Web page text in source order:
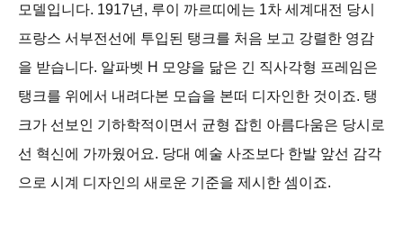
모델입니다. 1917년, 루이 까르띠에는 1차 세계대전 당시
프랑스 서부전선에 투입된 탱크를 처음 보고 강렬한 영감
을 받습니다. 알파벳 H 모양을 닮은 긴 직사각형 프레임은
탱크를 위에서 내려다본 모습을 본떠 디자인한 것이죠. 탱
크가 선보인 기하학적이면서 균형 잡힌 아름다움은 당시로
선 혁신에 가까웠어요. 당대 예술 사조보다 한발 앞선 감각
으로 시계 디자인의 새로운 기준을 제시한 셈이죠.